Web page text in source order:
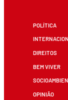
POLÍTICA
DIREITOS
BEM VIVER
OPINIÃO